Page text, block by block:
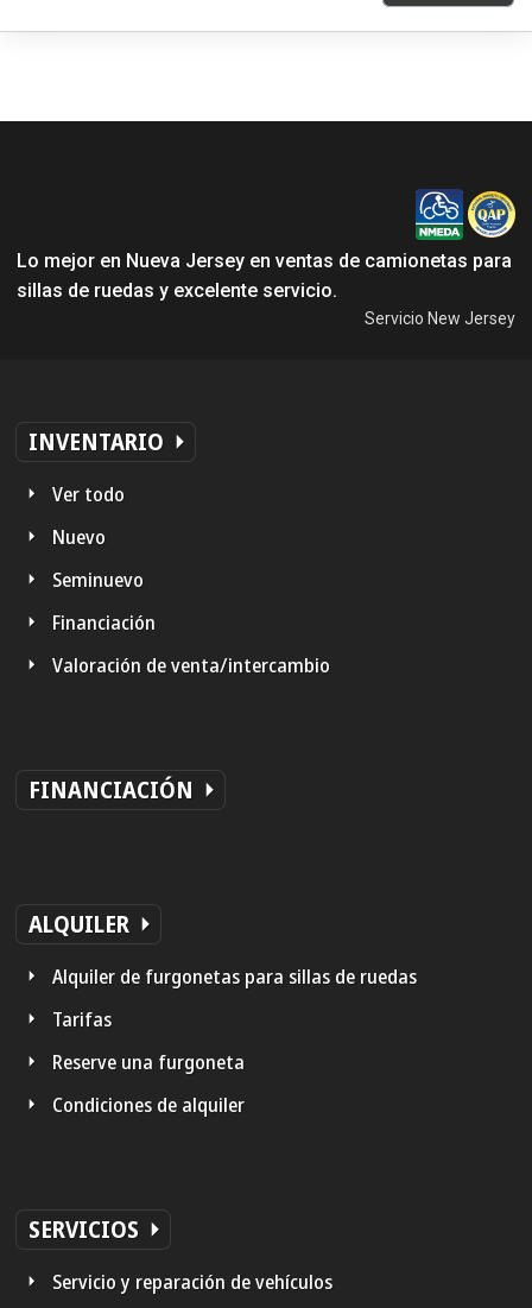
Lo mejor en Nueva Jersey en ventas de camionetas para
sillas de ruedas y excelente servicio.
Servicio New Jersey
INVENTARIO
Ver todo
Nuevo
Seminuevo
Financiación
Valoración de venta/intercambio
FINANCIACIÓN
ALQUILER
Alquiler de furgonetas para sillas de ruedas
Tarifas
Reserve una furgoneta
Condiciones de alquiler
SERVICIOS
Servicio y reparación de vehículos